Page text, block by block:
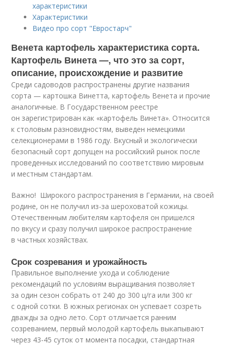
характеристики
Характеристики
Видео про сорт "Евростарч"
Венета картофель характеристика сорта.
Картофель Винета —, что это за сорт,
описание, происхождение и развитие
Среди садоводов распространены другие названия
сорта — картошка Винетта, картофель Венета и прочие
аналогичные. В Государственном реестре
он зарегистрирован как «картофель Винета». Относится
к столовым разновидностям, выведен немецкими
селекционерами в 1986 году. Вкусный и экологически
безопасный сорт допущен на российский рынок после
проведенных исследований по соответствию мировым
и местным стандартам.
Важно! Широкого распространения в Германии, на своей
родине, он не получил из-за шероховатой кожицы.
Отечественным любителям картофеля он пришелся
по вкусу и сразу получил широкое распространение
в частных хозяйствах.
Срок созревания и урожайность
Правильное выполнение ухода и соблюдение
рекомендаций по условиям выращивания позволяет
за один сезон собрать от 240 до 300 ц/га или 300 кг
с одной сотки. В южных регионах он успевает созреть
дважды за одно лето. Сорт отличается ранним
созреванием, первый молодой картофель выкапывают
через 43-45 суток от момента посадки, стандартная